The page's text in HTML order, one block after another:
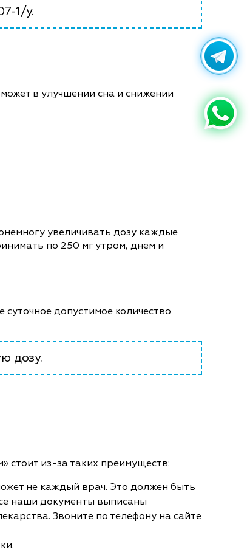
1/у.
в улучшении сна и снижении
увеличивать дозу каждые
по 250 мг утром, днем и
допустимое количество
дозу.
стоит из-за таких преимуществ:
не каждый врач. Это должен быть
наши документы выписаны
Звоните по телефону на сайте